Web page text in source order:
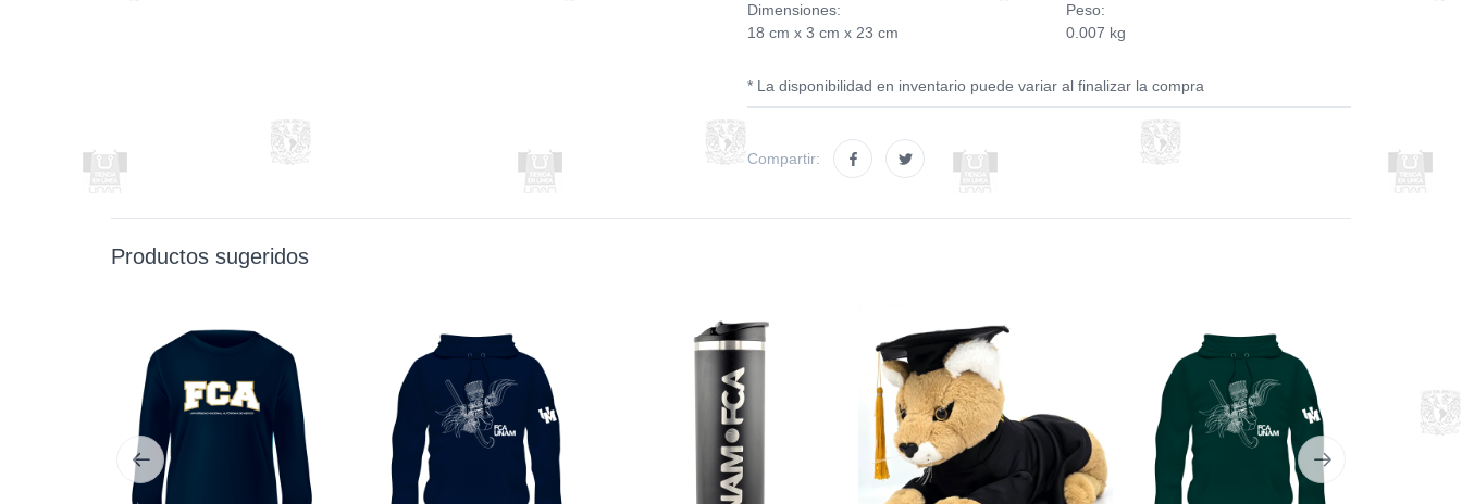
Dimensiones:
18 cm x 3 cm x 23 cm
Peso:
0.007 kg
* La disponibilidad en inventario puede variar al finalizar la compra
Compartir:
Productos sugeridos